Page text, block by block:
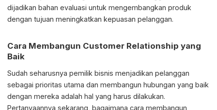
dijadikan bahan evaluasi untuk mengembangkan produk
dengan tujuan meningkatkan kepuasan pelanggan.
Cara Membangun Customer Relationship yang
Baik
Sudah seharusnya pemilik bisnis menjadikan pelanggan
sebagai prioritas utama dan membangun hubungan yang baik
dengan mereka adalah hal yang harus dilakukan.
Pertanyaannya sekarang, bagaimana cara membangun